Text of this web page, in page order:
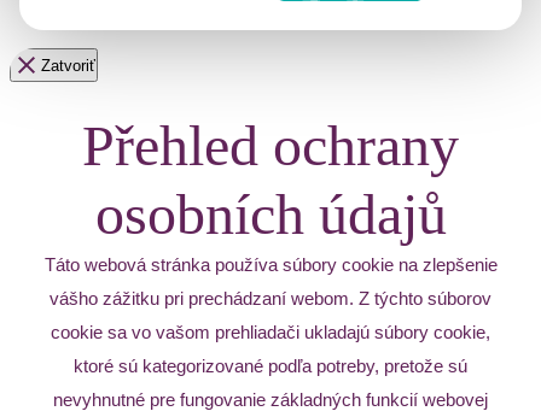
Zatvoriť
Přehled ochrany
osobních údajů
Táto webová stránka používa súbory cookie na zlepšenie
vášho zážitku pri prechádzaní webom. Z týchto súborov
cookie sa vo vašom prehliadači ukladajú súbory cookie,
ktoré sú kategorizované podľa potreby, pretože sú
nevyhnutné pre fungovanie základných funkcií webovej